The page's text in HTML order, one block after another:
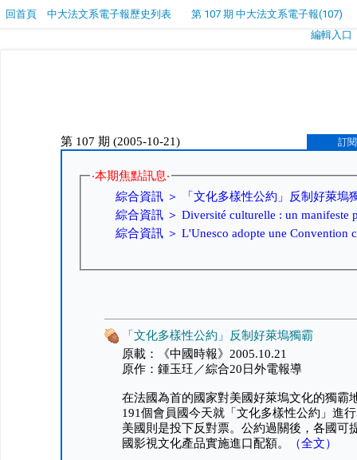
回首頁 中大法文系電子報歷史列表
第 107 期 中大法文系電子報(107)
編輯入口